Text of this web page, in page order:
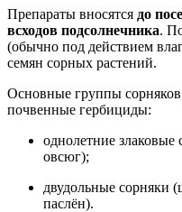
Препараты вносятся до
всходов подсолнечника.
(обычно под действием
семян сорных растений.
Основные группы
почвенные гербициды:
однолетние злаковые
овсюг);
двудольные сорняки
паслён).